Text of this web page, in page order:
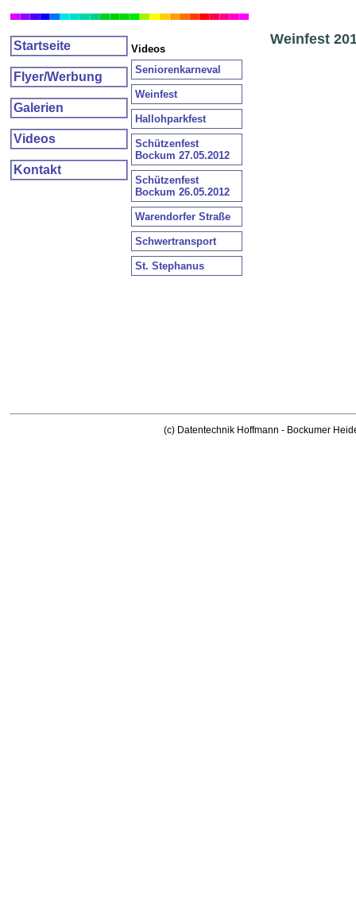
Startseite
Flyer/Werbung
Galerien
Videos
Kontakt
Videos
Seniorenkarneval
Weinfest
Hallohparkfest
Schützenfest
Bockum 27.05.2012
Schützenfest
Bockum 26.05.2012
Warendorfer Straße
Schwertransport
St. Stephanus
Weinfest
(c) Datentechnik Hoffmann - Bockumer